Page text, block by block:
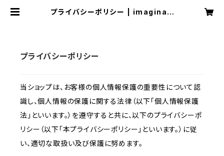
プライバシーポリシー | imaginati
プライバシーポリシー
当ショップは、お客様の個人情報保護の重要性について認
識し、個人情報の保護に関する法律（以下「個人情報保護
法」といいます。）を遵守すると共に、以下のプライバシーポ
リシー（以下「本プライバシーポリシー」といいます。）に従
い、適切な取扱い及び保護に努めます。